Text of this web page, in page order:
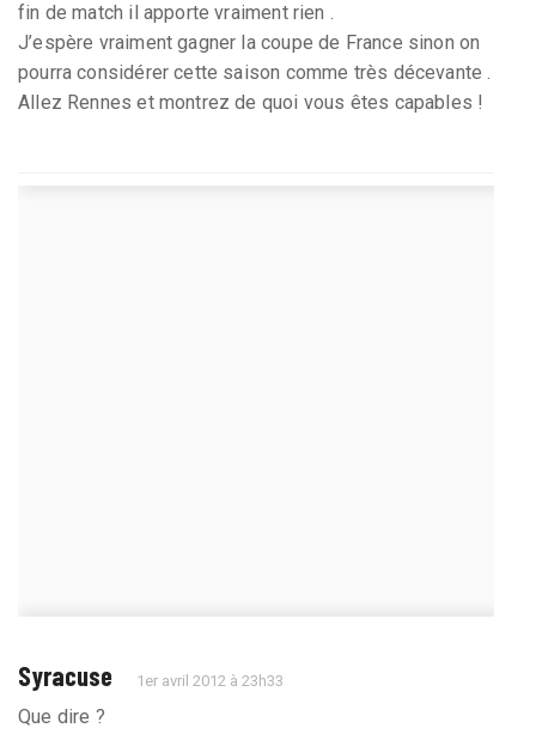
fin de match il apporte vraiment rien .
J’espère vraiment gagner la coupe de France sinon on
pourra considérer cette saison comme très décevante .
Allez Rennes et montrez de quoi vous êtes capables !
Syracuse 1er avril 2012 à 23h33
Que dire ?